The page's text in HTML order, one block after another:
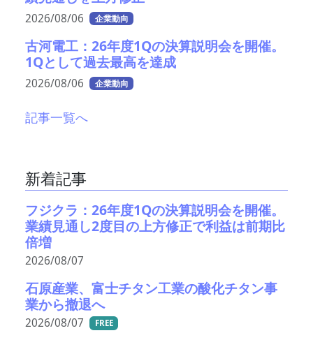
2026/08/06 企業動向
古河電工：26年度1Qの決算説明会を開催。
1Qとして過去最高を達成
2026/08/06 企業動向
記事一覧へ
新着記事
フジクラ：26年度1Qの決算説明会を開催。
業績見通し2度目の上方修正で利益は前期比
倍増
2026/08/07
石原産業、富士チタン工業の酸化チタン事
業から撤退へ
2026/08/07 FREE